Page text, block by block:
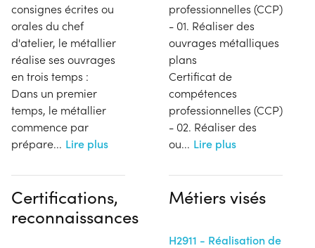
consignes écrites ou
orales du chef
d'atelier, le métallier
réalise ses ouvrages
en trois temps :
Dans un premier
temps, le métallier
commence par
prépare... Lire plus
professionnelles (CCP)
- 01. Réaliser des
ouvrages métalliques
plans
Certificat de
compétences
professionnelles (CCP)
- 02. Réaliser des
ou... Lire plus
Certifications,
reconnaissances
Métiers visés
H2911 - Réalisation de